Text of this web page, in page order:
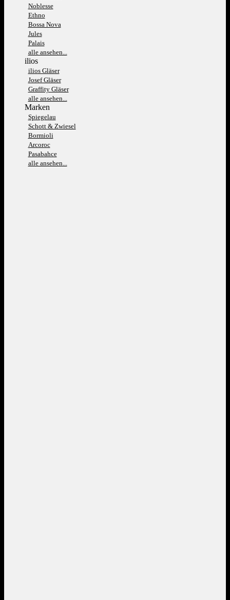
Noblesse
Ethno
Bossa Nova
Jules
Palais
alle ansehen...
ilios
ilios Gläser
Josef Gläser
Graffity Gläser
alle ansehen...
Marken
Spiegelau
Schott & Zwiesel
Bormioli
Arcoroc
Pasabahce
alle ansehen...